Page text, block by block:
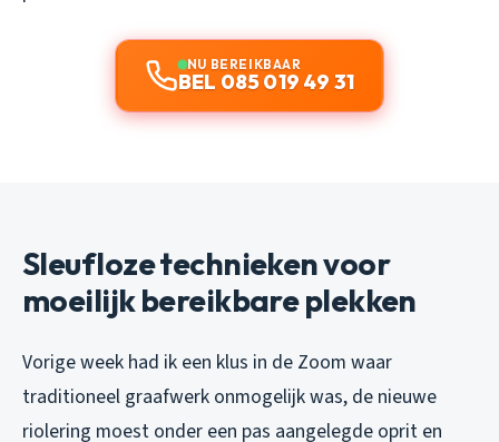
NU BEREIKBAAR
BEL 085 019 49 31
Sleufloze technieken voor
moeilijk bereikbare plekken
Vorige week had ik een klus in de Zoom waar
traditioneel graafwerk onmogelijk was, de nieuwe
riolering moest onder een pas aangelegde oprit en